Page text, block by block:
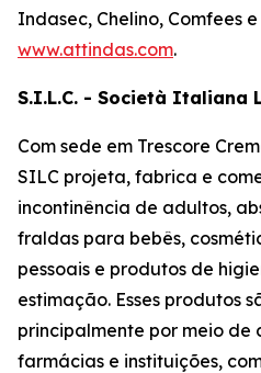
Indasec, Chelino, Comfees e
www.attindas.com.
S.I.L.C. - Società Italiana
Com sede em Trescore
SILC projeta, fabrica e
incontinência de adultos,
fraldas para bebês,
pessoais e produtos de
estimação. Esses produtos
principalmente por meio de
farmácias e instituições,